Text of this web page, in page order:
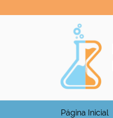
Página Inicial